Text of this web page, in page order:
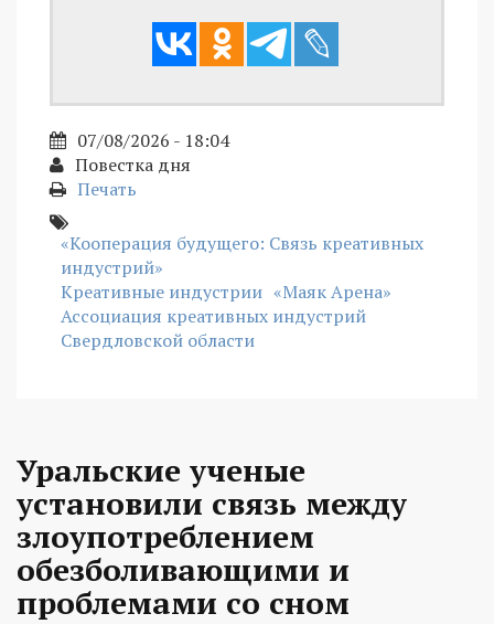
07/08/2026 - 18:04
Повестка дня
Печать
«Кооперация будущего: Связь креативных
индустрий»
Креативные индустрии «Маяк Арена»
Ассоциация креативных индустрий
Свердловской области
Уральские ученые
установили связь между
злоупотреблением
обезболивающими и
проблемами со сном